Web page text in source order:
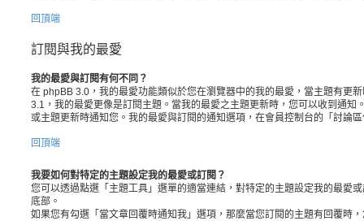
回頂端
訂閱與我的最愛
我的最愛與訂閱有何不同？
在 phpBB 3.0，我的最愛功能類似於您在瀏覽器中的我的最愛，當主題有更
3.1，我的最愛更像是訂閱主題。當我的最愛之主題更新時，您可以收到通知
或主題更新時通知您。我的最愛與訂閱的通知選項，在會員控制台的「討論
回頂端
我要如何對特定的主題設定我的最愛或訂閱？
您可以透過點選「主題工具」選單的適當連結，對特定的主題設定我的最愛
底部。
如果您有勾選「當文章回覆時通知我」選項，那麼當您訂閱的主題有回覆時